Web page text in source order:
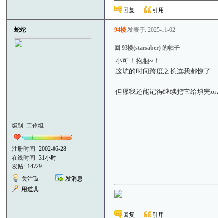
回复 引用
蛇蛇
级别: 工作组
注册时间: 2002-06-28
在线时间: 31小时
发帖: 14729
关注Ta
发消息
用道具
94楼 发表于: 2025-11-02
回 93楼(starsaber) 的帖子
小可！抱抱~！
这坑的时间跨度之长连我都惊了
但愿我还能记得继续把它给填完
回复 引用